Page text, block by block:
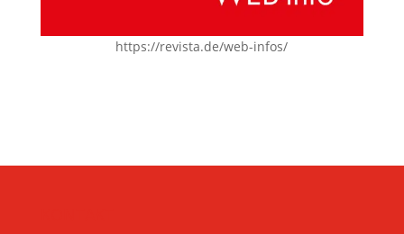
https://revista.de/web-infos/